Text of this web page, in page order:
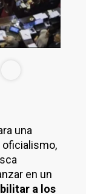
una
oficialismo,
en un
a los